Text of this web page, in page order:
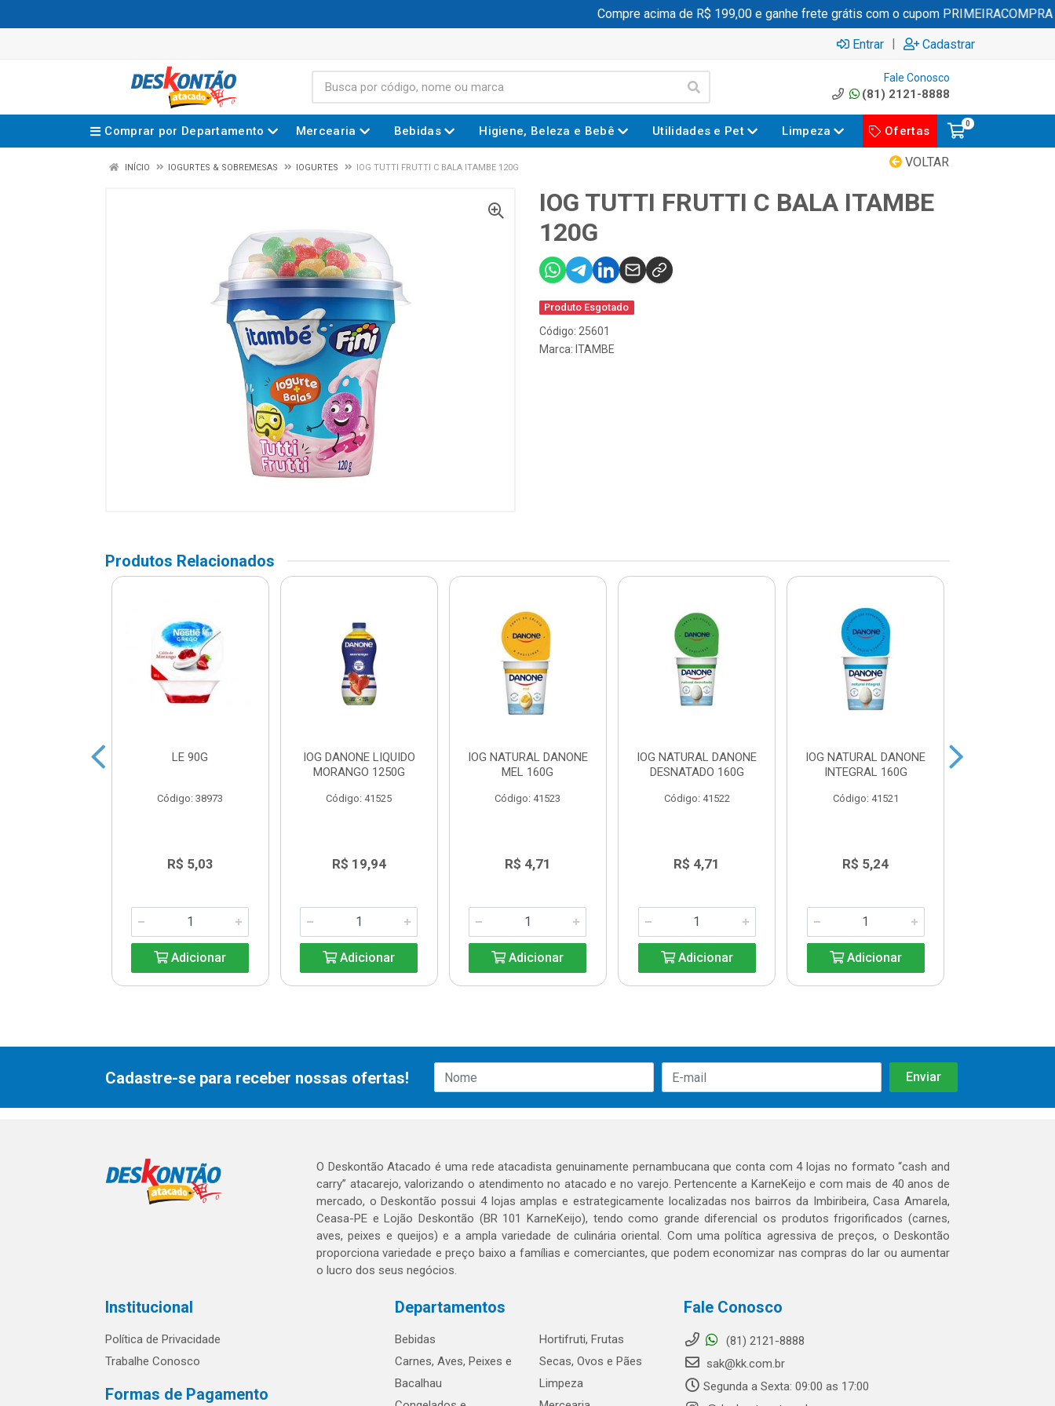
Compre acima de R$ 199,00 e ganhe frete grátis com o cupom PRIMEIRACOMPRA
Entrar | Cadastrar
Fale Conosco
(81) 2121-8888
Comprar por Departamento Mercearia Bebidas Higiene, Beleza e Bebê Utilidades e Pet Limpeza Ofertas
0
VOLTAR
INÍCIO IOGURTES & SOBREMESAS IOGURTES IOG TUTTI FRUTTI C BALA ITAMBE 120G
IOG TUTTI FRUTTI C BALA ITAMBE
120G
Produto Esgotado
Código: 25601
Marca: ITAMBE
Produtos Relacionados
LE 90G
Código: 38973
R$ 5,03
Adicionar
IOG DANONE LIQUIDO
MORANGO 1250G
Código: 41525
R$ 19,94
Adicionar
IOG NATURAL DANONE
MEL 160G
Código: 41523
R$ 4,71
Adicionar
IOG NATURAL DANONE
DESNATADO 160G
Código: 41522
R$ 4,71
Adicionar
IOG NATURAL DANONE
INTEGRAL 160G
Código: 41521
R$ 5,24
Adicionar
Cadastre-se para receber nossas ofertas!
O Deskontão Atacado é uma rede atacadista genuinamente pernambucana que conta com 4 lojas no formato “cash and
carry” atacarejo, valorizando o atendimento no atacado e no varejo. Pertencente a KarneKeijo e com mais de 40 anos de
mercado, o Deskontão possui 4 lojas amplas e estrategicamente localizadas nos bairros da Imbiribeira, Casa Amarela,
Ceasa-PE e Lojão Deskontão (BR 101 KarneKeijo), tendo como grande diferencial os produtos frigorificados (carnes,
aves, peixes e queijos) e a ampla variedade de culinária oriental. Com uma política agressiva de preços, o Deskontão
proporciona variedade e preço baixo a famílias e comerciantes, que podem economizar nas compras do lar ou aumentar
o lucro dos seus negócios.
Institucional
Política de Privacidade
Trabalhe Conosco
Formas de Pagamento
Departamentos
Bebidas
Carnes, Aves, Peixes e
Bacalhau
Hortifruti, Frutas
Secas, Ovos e Pães
Limpeza
Fale Conosco
(81) 2121-8888
sak@kk.com.br
Segunda a Sexta: 09:00 as 17:00